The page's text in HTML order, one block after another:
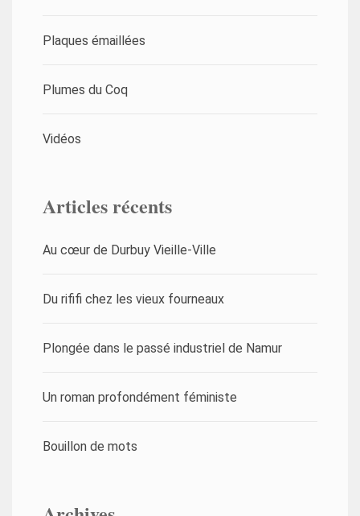
Plaques émaillées
Plumes du Coq
Vidéos
Articles récents
Au cœur de Durbuy Vieille-Ville
Du rififi chez les vieux fourneaux
Plongée dans le passé industriel de Namur
Un roman profondément féministe
Bouillon de mots